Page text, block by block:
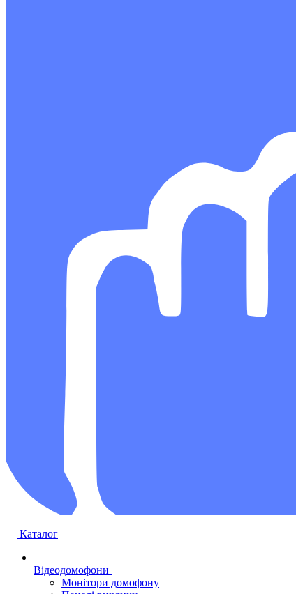
Каталог
Відеодомофони
Монітори домофону